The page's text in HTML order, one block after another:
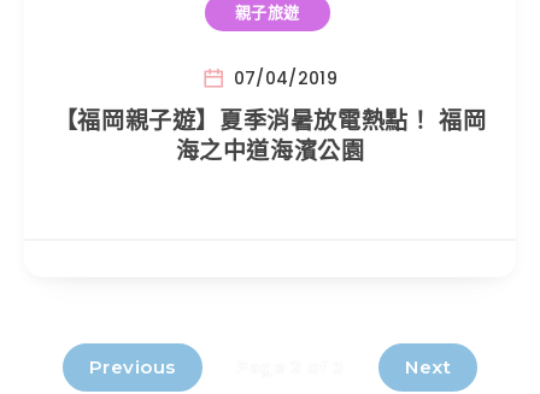
親子旅遊
07/04/2019
【福岡親子遊】夏季消暑放電熱點！ 福岡
海之中道海濱公園
Previous Next